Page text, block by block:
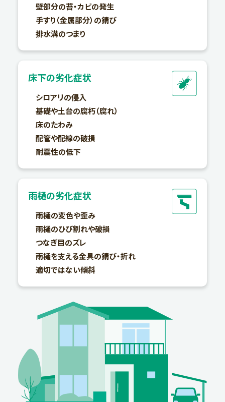
壁部分の苔・カビの発生
手すり（金属部分）の錆び
排水溝のつまり
床下の劣化症状
シロアリの侵入
基礎や土台の腐朽（腐れ）
床のたわみ
配管や配線の破損
耐震性の低下
雨樋の劣化症状
雨樋の変色や歪み
雨樋のひび割れや破損
つなぎ目のズレ
雨樋を支える金具の錆び・折れ
適切ではない傾斜